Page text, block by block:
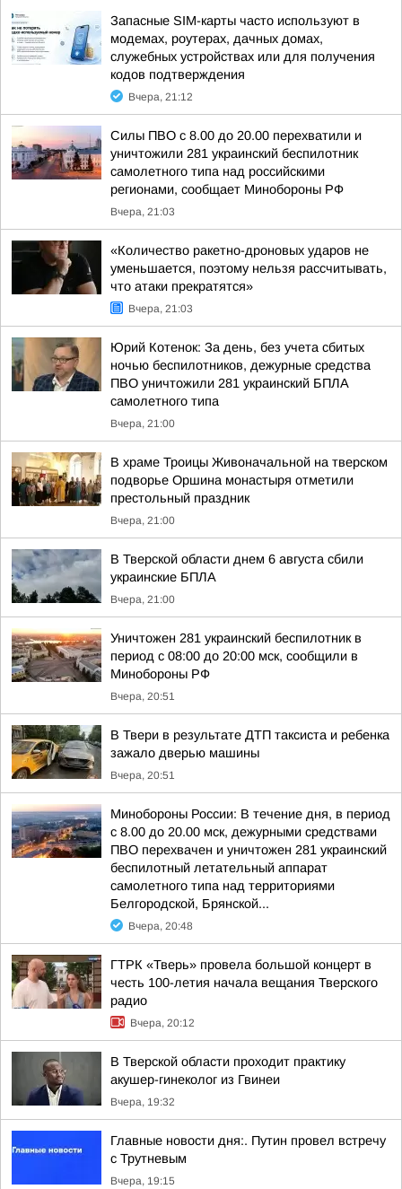
Запасные SIM-карты часто используют в
модемах, роутерах, дачных домах,
служебных устройствах или для получения
кодов подтверждения
Вчера, 21:12
Силы ПВО с 8.00 до 20.00 перехватили и
уничтожили 281 украинский беспилотник
самолетного типа над российскими
регионами, сообщает Минобороны РФ
Вчера, 21:03
«Количество ракетно-дроновых ударов не
уменьшается, поэтому нельзя рассчитывать,
что атаки прекратятся»
Вчера, 21:03
Юрий Котенок: За день, без учета сбитых
ночью беспилотников, дежурные средства
ПВО уничтожили 281 украинский БПЛА
самолетного типа
Вчера, 21:00
В храме Троицы Живоначальной на тверском
подворье Оршина монастыря отметили
престольный праздник
Вчера, 21:00
В Тверской области днем 6 августа сбили
украинские БПЛА
Вчера, 21:00
Уничтожен 281 украинский беспилотник в
период с 08:00 до 20:00 мск, сообщили в
Минобороны РФ
Вчера, 20:51
В Твери в результате ДТП таксиста и ребенка
зажало дверью машины
Вчера, 20:51
Минобороны России: В течение дня, в период
с 8.00 до 20.00 мск, дежурными средствами
ПВО перехвачен и уничтожен 281 украинский
беспилотный летательный аппарат
самолетного типа над территориями
Белгородской, Брянской...
Вчера, 20:48
ГТРК «Тверь» провела большой концерт в
честь 100-летия начала вещания Тверского
радио
Вчера, 20:12
В Тверской области проходит практику
акушер-гинеколог из Гвинеи
Вчера, 19:32
Главные новости дня:. Путин провел встречу
с Трутневым
Вчера, 19:15